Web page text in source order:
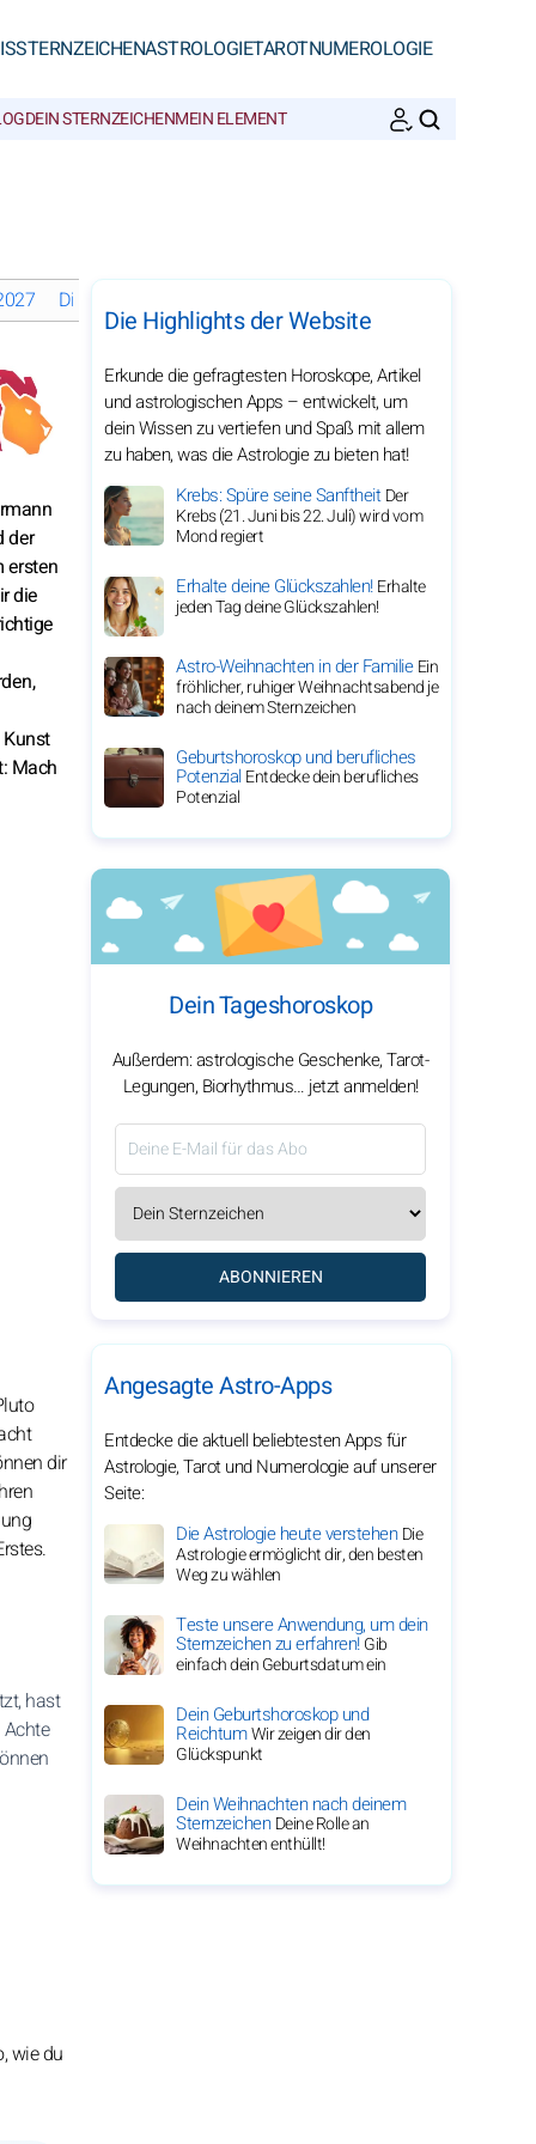
STERNZEICHENASTROLOGIETAROTNUMEROLOGIE
DEIN STERNZEICHENMEIN ELEMENT
Die Mondphasen im Oktober 2027
der
ersten
die
Mach
dir
hast
wie du
Die Highlights der Website
Erkunde die gefragtesten Horoskope, Artikel
und astrologischen Apps – entwickelt, um
dein Wissen zu vertiefen und Spaß mit allem
zu haben, was die Astrologie zu bieten hat!
Krebs: Spüre seine SanftheitDer
Krebs (21. Juni bis 22. Juli) wird vom
Mond regiert
Erhalte deine Glückszahlen!Erhalte
jeden Tag deine Glückszahlen!
Astro-Weihnachten in der FamilieEin
fröhlicher, ruhiger Weihnachtsabend je
nach deinem Sternzeichen
Geburtshoroskop und berufliches
PotenzialEntdecke dein berufliches
Potenzial
Dein Tageshoroskop
Außerdem: astrologische Geschenke, Tarot-
Legungen, Biorhythmus… jetzt anmelden!
ABONNIEREN
Angesagte Astro-Apps
Entdecke die aktuell beliebtesten Apps für
Astrologie, Tarot und Numerologie auf unserer
Seite:
Die Astrologie heute verstehenDie
Astrologie ermöglicht dir, den besten
Weg zu wählen
Teste unsere Anwendung, um dein
Sternzeichen zu erfahren!Gib
einfach dein Geburtsdatum ein
Dein Geburtshoroskop und
ReichtumWir zeigen dir den
Glückspunkt
Dein Weihnachten nach deinem
SternzeichenDeine Rolle an
Weihnachten enthüllt!